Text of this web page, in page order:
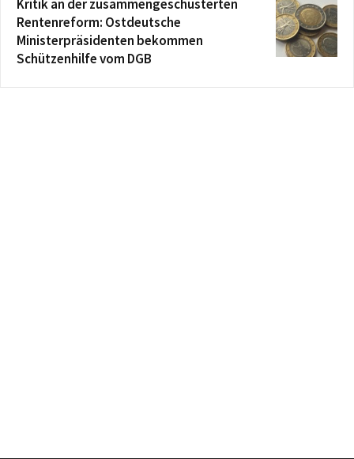
Kritik an der zusammengeschusterten
Rentenreform: Ostdeutsche
Ministerpräsidenten bekommen
Schützenhilfe vom DGB